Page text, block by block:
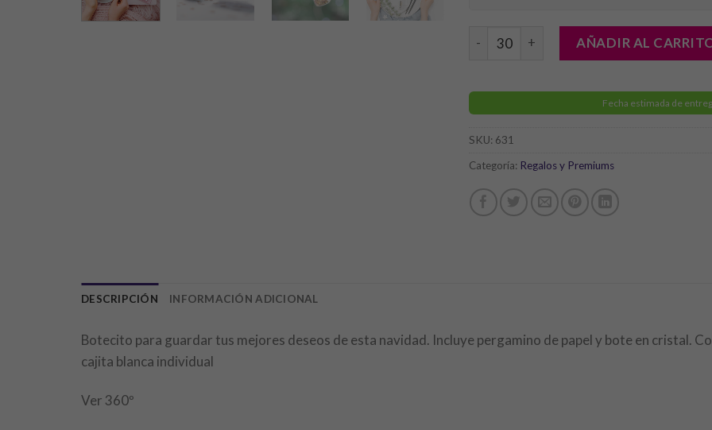
Bote Deseo Shoilen cantidad
AÑADIR AL
Fecha estimada de
SKU: 631
Categoría: Regalos y Premiums
DESCRIPCIÓN INFORMACIÓN ADICIONAL
Botecito para guardar tus mejores deseos de esta navidad. Incluye pergamino de papel y bote en cristal.
cajita blanca individual
Ver 360º